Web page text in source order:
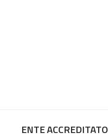
ENTE ACCREDITATO